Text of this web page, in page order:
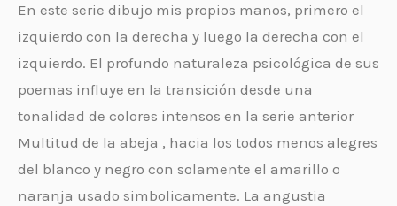
En este serie dibujo mis propios manos, primero el
izquierdo con la derecha y luego la derecha con el
izquierdo. El profundo naturaleza psicológica de sus
poemas influye en la transición desde una
tonalidad de colores intensos en la serie anterior
Multitud de la abeja , hacia los todos menos alegres
del blanco y negro con solamente el amarillo o
naranja usado simbolicamente. La angustia